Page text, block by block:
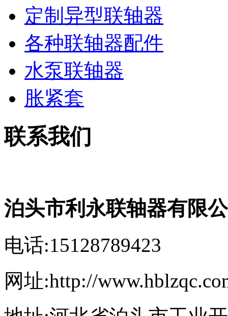
定制异型联轴器
各种联轴器配件
水泵联轴器
胀紧套
联系我们
泊头市利永联轴器有限
电话:15128789423
网址:http://